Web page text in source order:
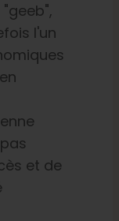
des
l'un
et de